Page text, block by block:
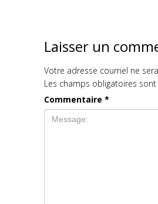
Laisser un
Votre adresse courriel ne
Les champs obligatoires
Commentaire *